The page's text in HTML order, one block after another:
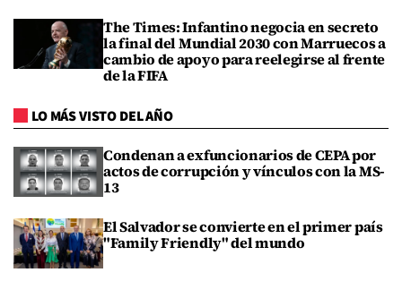
The Times: Infantino negocia en secreto
la final del Mundial 2030 con Marruecos a
cambio de apoyo para reelegirse al frente
de la FIFA
LO MÁS VISTO DEL AÑO
Condenan a exfuncionarios de CEPA por
actos de corrupción y vínculos con la MS-
13
El Salvador se convierte en el primer país
"Family Friendly" del mundo